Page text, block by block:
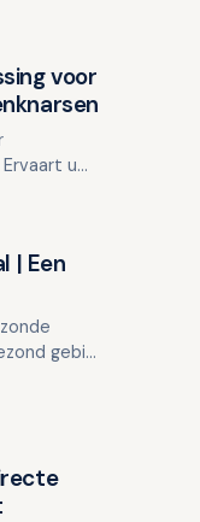
voor
u
| Een
gebit